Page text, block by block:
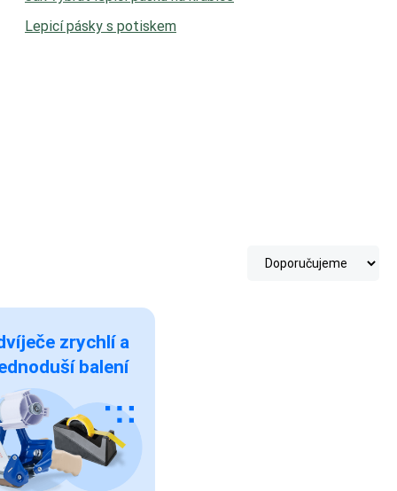
Lepicí pásky s potiskem
zrychlí a
balení